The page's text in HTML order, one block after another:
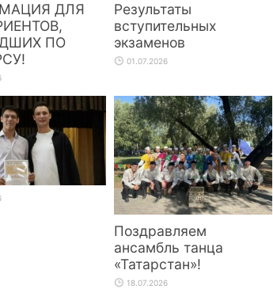
ДЛЯ
ПО
Результаты
вступительных
экзаменов
01.07.2026
Поздравляем
ансамбль танца
«Татарстан»!
18.07.2026